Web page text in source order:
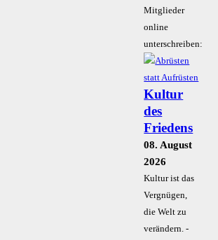
Mitglieder
online
unterschreiben:
Kultur
des
Friedens
08. August
2026
Kultur ist das
Vergnügen,
die Welt zu
verändern. -